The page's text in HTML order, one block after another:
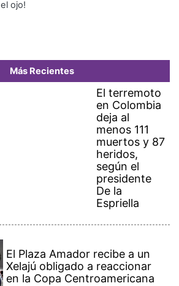
el ojo!
Más Recientes
El terremoto
en Colombia
deja al
menos 111
muertos y 87
heridos,
según el
presidente
De la
Espriella
El Plaza Amador recibe a un
Xelajú obligado a reaccionar
en la Copa Centroamericana